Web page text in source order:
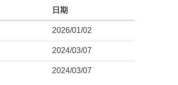
日期
2026/01/02
2024/03/07
2024/03/07